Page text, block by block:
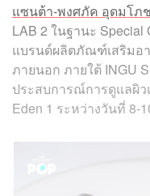
แซนต้า-พงศภัค อุดมโภ
LAB 2 ในฐานะ Special
แบรนด์ผลิตภัณฑ์เสริมอ
ภายนอก ภายใต้ INGU
ประสบการณ์การดูแลผิ
Eden 1 ระหว่างวันที่ 8-